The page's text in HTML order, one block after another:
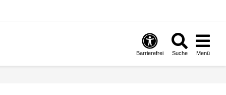
Barrierefrei Suche Menü